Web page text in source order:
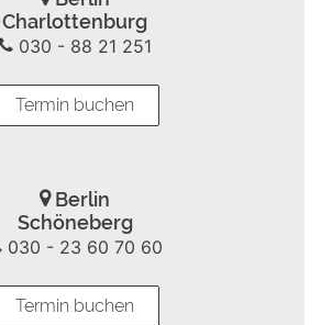
Charlottenburg
030 - 88 21 251
Termin buchen
Berlin
Schöneberg
030 - 23 60 70 60
Termin buchen